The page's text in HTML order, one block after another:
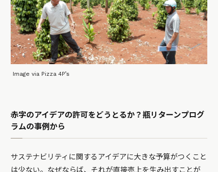
Image via Pizza 4P’s
赤字のアイデアの許可をどうとるか？瓶リターンプログ
ラムの事例から
サステナビリティに関するアイデアに大きな予算がつくこと
は少ない。なぜならば、それが直接売上を生み出すことが